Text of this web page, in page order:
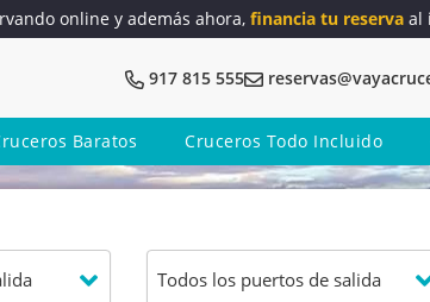
online y además ahora, financia tu reservaal
917 815 555
Baratos Cruceros Todo Incluido